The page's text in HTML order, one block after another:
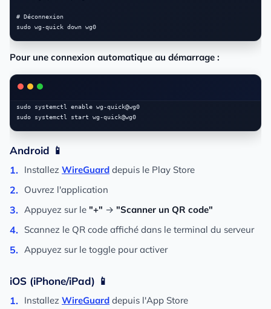
# Déconnexion
Pour une connexion automatique au démarrage :
sudo systemctl enable wg-quick@wg0
Android 📱
Installez WireGuard depuis le Play Store
Ouvrez l'application
Appuyez sur le "+" → "Scanner un QR code"
Scannez le QR code affiché dans le terminal du serveur
Appuyez sur le toggle pour activer
iOS (iPhone/iPad) 📱
Installez WireGuard depuis l'App Store